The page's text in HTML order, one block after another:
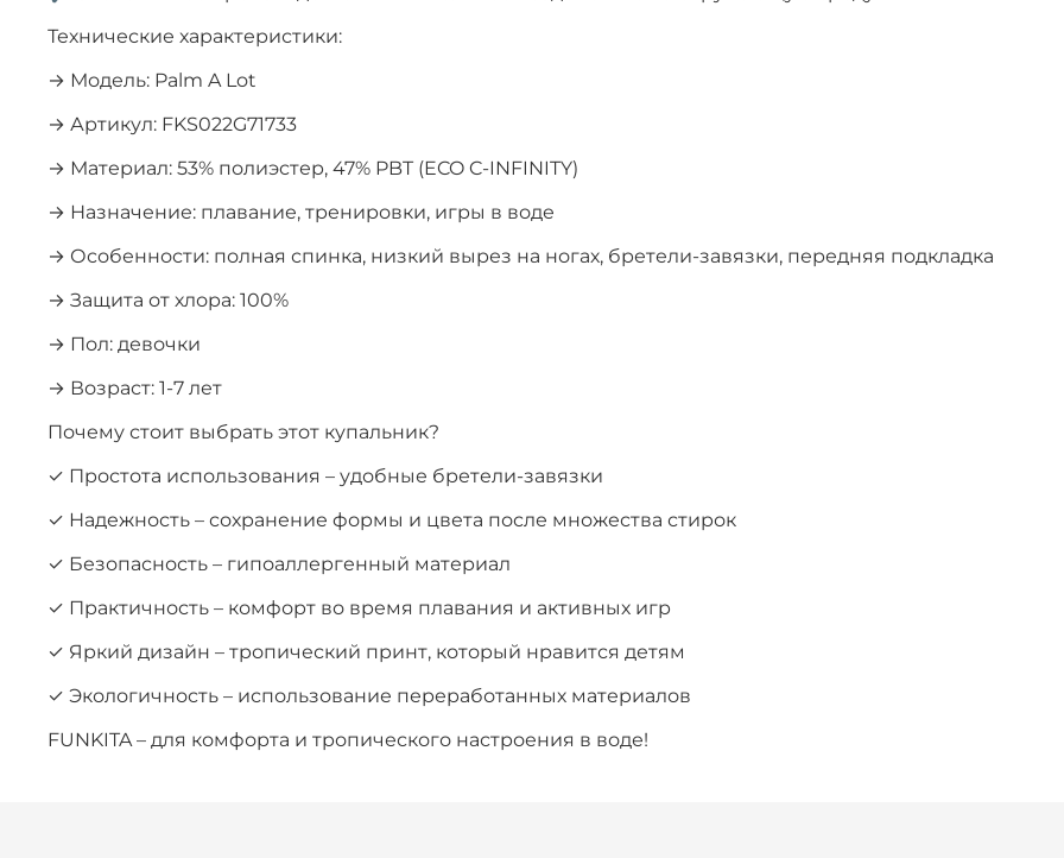
Технические характеристики:
→ Модель: Palm A Lot
→ Артикул: FKS022G71733
→ Материал: 53% полиэстер, 47% PBT (ECO C-INFINITY)
→ Назначение: плавание, тренировки, игры в воде
→ Особенности: полная спинка, низкий вырез на ногах, бретели-завязки, передняя подкладка
→ Защита от хлора: 100%
→ Пол: девочки
→ Возраст: 1-7 лет
Почему стоит выбрать этот купальник?
✓ Простота использования – удобные бретели-завязки
✓ Надежность – сохранение формы и цвета после множества стирок
✓ Безопасность – гипоаллергенный материал
✓ Практичность – комфорт во время плавания и активных игр
✓ Яркий дизайн – тропический принт, который нравится детям
✓ Экологичность – использование переработанных материалов
FUNKITA – для комфорта и тропического настроения в воде!